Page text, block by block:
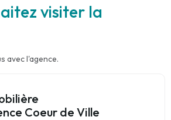
visiter la
avec l'agence.
Coeur de Ville